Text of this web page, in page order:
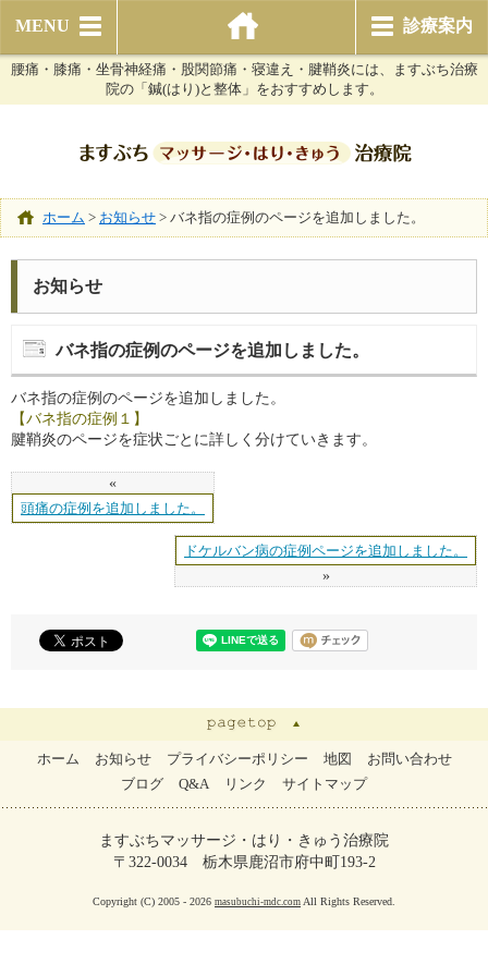
MENU 診療案内
腰痛・膝痛・坐骨神経痛・股関節痛・寝違え・腱鞘炎には、ますぶち治療
院の「鍼(はり)と整体」をおすすめします。
ホーム > お知らせ > バネ指の症例のページを追加しました。
お知らせ
バネ指の症例のページを追加しました。
バネ指の症例のページを追加しました。
【バネ指の症例１】
腱鞘炎のページを症状ごとに詳しく分けていきます。
«
頭痛の症例を追加しました。
ドケルバン病の症例ページを追加しました。
»
ホーム お知らせ プライバシーポリシー 地図
お問い合わせ
ブログ
Q&A リンク サイトマップ
ますぶちマッサージ・はり・きゅう治療院
〒322-0034 栃木県鹿沼市府中町193-2
Copyright (C) 2005 - 2026 masubuchi-mdc.com All Rights Reserved.